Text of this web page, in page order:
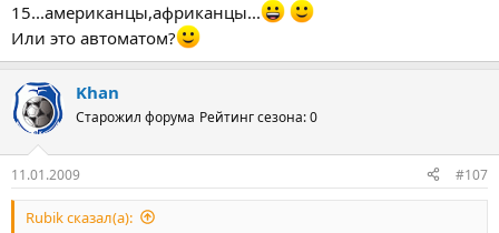
15...американцы,африканцы...
Или это автоматом?
Khan
Старожил форума Рейтинг сезона: 0
11.01.2009 #107
Rubik сказал(а):